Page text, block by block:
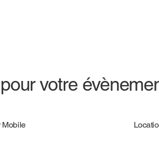
votre
Mobile